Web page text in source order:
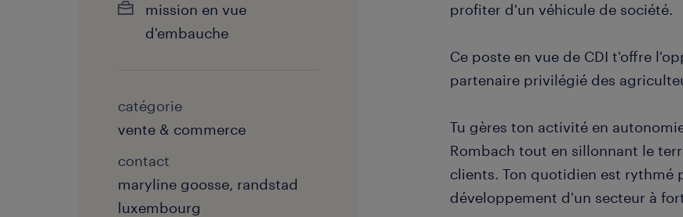
mission en vue
d'embauche
catégorie
vente & commerce
contact
maryline goosse, randstad
luxembourg
profiter d'un véhicule de société.
Ce poste en vue de CDI t'offre
partenaire privilégié des
Tu gères ton activité en
Rombach tout en sillonnant le
clients. Ton quotidien est rythmé
développement d'un secteur à